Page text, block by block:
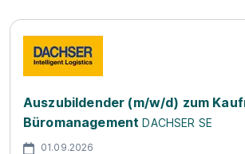
Auszubildender (m/w/d) zum
Büromanagement DACHSER SE
01.09.2026